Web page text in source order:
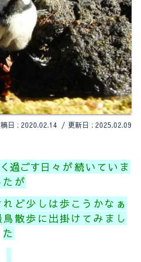
2020.02.14 2025.02.09
過ごす日々が続いていま
たが
ど少しは歩こうかなぁ
散歩に出掛けてみまし
た